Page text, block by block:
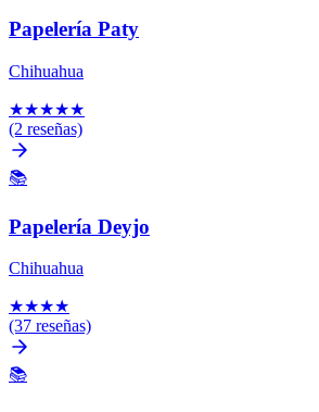
Papelería Paty
Chihuahua
★★★★★
(2 reseñas)
📚
Papelería Deyjo
Chihuahua
★★★★
(37 reseñas)
📚